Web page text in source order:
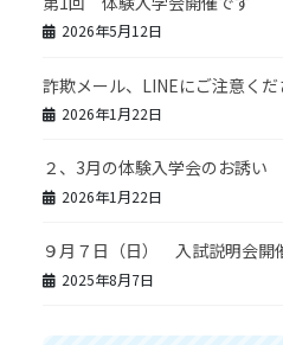
2026年5月12日
詐欺メール、LINEにご注意くだ
2026年1月22日
２、3月の体験入学会のお誘い
2026年1月22日
９月７日（日） 入試説明会開
2025年8月7日